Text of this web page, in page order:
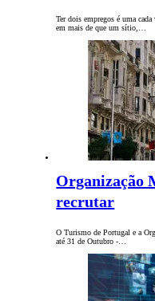
Ter dois empregos é uma
em mais de que um sítio,…
Organização
recrutar
O Turismo de Portugal e a
até 31 de Outubro -…